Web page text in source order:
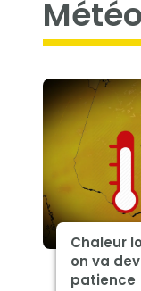
météo
Chaleur
on va
patience